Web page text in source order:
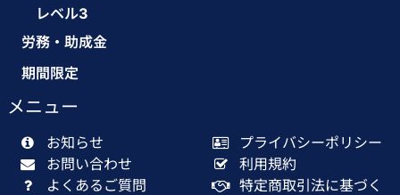
レベル3
労務・助成金
期間限定
メニュー
お知らせ
お問い合わせ
よくあるご質問
プライバシーポリシー
利用規約
特定商取引法に基づく